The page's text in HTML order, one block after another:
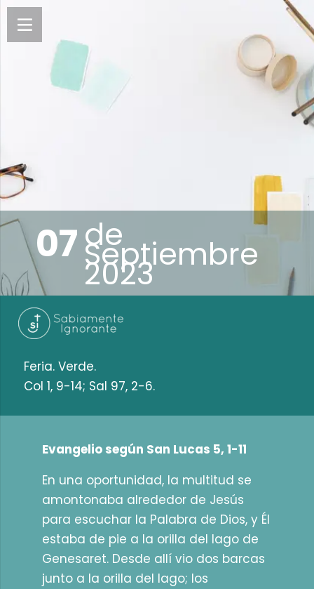
07 de
Septiembre
2023
Feria. Verde.
Col 1, 9-14; Sal 97, 2-6.
Evangelio según San Lucas 5, 1-11
En una oportunidad, la multitud se
amontonaba alrededor de Jesús
para escuchar la Palabra de Dios, y Él
estaba de pie a la orilla del lago de
Genesaret. Desde allí vio dos barcas
junto a la orilla del lago; los